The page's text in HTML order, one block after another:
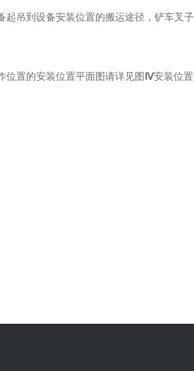
吊到设备安装位置的搬运途径，铲车叉
位置的安装位置平面图请详见图Ⅳ安装位